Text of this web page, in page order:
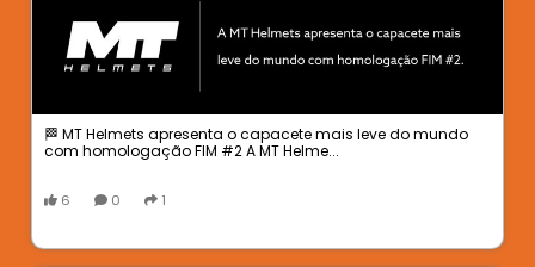
🏁 MT Helmets apresenta o capacete mais leve do mundo
com homologação FIM #2 A MT Helme...
6 0 1